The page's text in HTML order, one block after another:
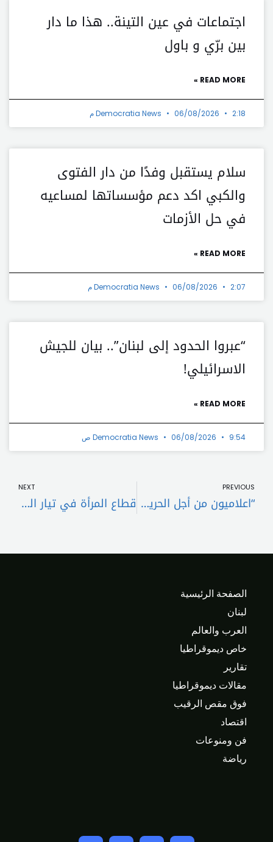
اجتماعات في عين التينة.. هذا ما دار
بين برّي و باول
READ MORE »
Democratia News 06/08/2026 2:18 م
سلام يستقبل وفدًا من دار الفتوى
والكبي اكد دعم مؤسساتها لمساعيه
في حل الأزمات
READ MORE »
Democratia News 06/08/2026 2:07 م
“عبروا الحدود إلى لبنان”.. بيان للجيش
الاسرائيلي!
READ MORE »
Democratia News 06/08/2026 9:54 ص
PREVIOUS
“اعلاميون من أجل الحرية” استنكرت استهداف حمزة الدحدوح
NEXT
قطاع المرأة في تيار العزم نظم صباحيّة شعريّة تحت عنوان :” أصوات لها ظلال. “
الصفحة الرئيسية
لبنان
العرب والعالم
خاص ديموقراطيا
تقارير
مقالات ديموقراطيا
فوق مقص الرقيب
اقتصاد
فن ومنوعات
رياضة